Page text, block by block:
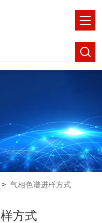
气相色谱进样方式
方式